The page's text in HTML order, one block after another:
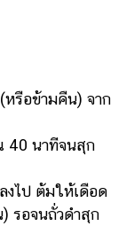
รือข้ามคืน) จาก
40 นาทีจนสุก
ไป ต้มให้เดือด
รอจนถั่วดำสุก